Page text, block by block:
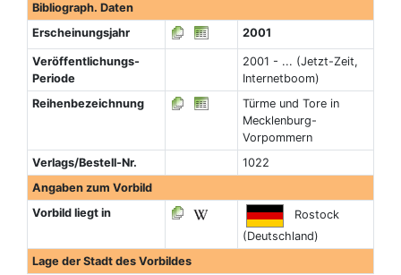
Bibliograph. Daten
Erscheinungsjahr
2001
Veröffentlichungs-
Periode
2001 - ... (Jetzt-Zeit,
Internetboom)
Reihenbezeichnung
Türme und Tore in
Mecklenburg-
Vorpommern
Verlags/Bestell-Nr.
1022
Angaben zum Vorbild
Vorbild liegt in
Rostock
(Deutschland)
Lage der Stadt des Vorbildes